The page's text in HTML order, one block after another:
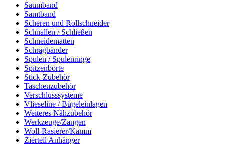
Saumband
Samtband
Scheren und Rollschneider
Schnallen / Schließen
Schneidematten
Schrägbänder
Spulen / Spulenringe
Spitzenborte
Stick-Zubehör
Taschenzubehör
Verschlusssysteme
Vlieseline / Bügeleinlagen
Weiteres Nähzubehör
Werkzeuge/Zangen
Woll-Rasierer/Kamm
Zierteil Anhänger